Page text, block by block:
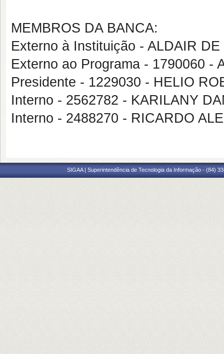
MEMBROS DA BANCA:
Externo à Instituição - ALDAIR DE
Externo ao Programa - 1790060 -
Presidente - 1229030 - HELIO
Interno - 2562782 - KARILANY
Interno - 2488270 - RICARDO
SIGAA | Superintendência de Tecnologia da Informação - (84)